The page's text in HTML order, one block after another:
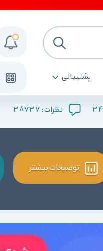
پشتیبانی
نظرات :38737
توضیحات بیشتر